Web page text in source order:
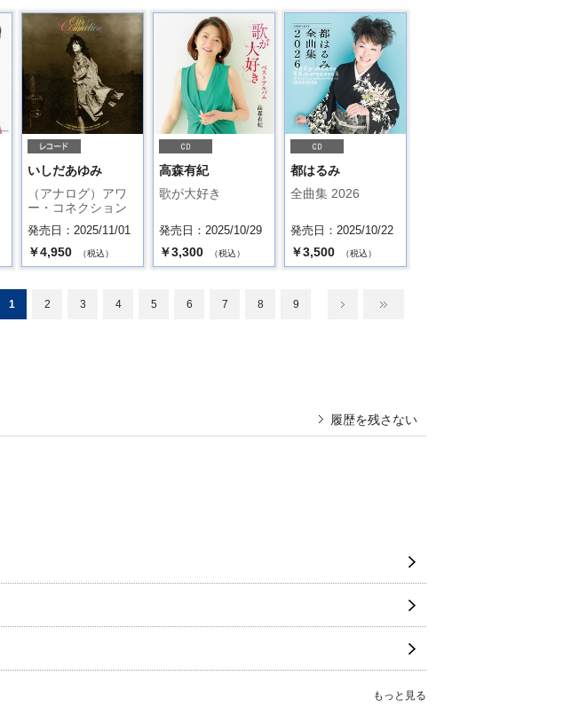
いしだあゆみ
（アナログ）アワ
ー・コネクション
発売日：2025/11/01
￥4,950 （税込）
高森有紀
歌が大好き
発売日：2025/10/29
￥3,300 （税込）
都はるみ
全曲集 2026
発売日：2025/10/22
￥3,500 （税込）
1 2 3 4 5 6 7 8 9
履歴を残さない
もっと見る